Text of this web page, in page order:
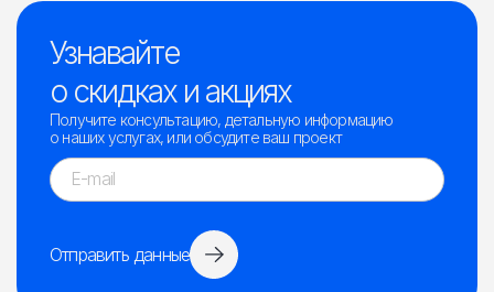
Узнавайте
о скидках и акциях
Получите консультацию, детальную информацию
о наших услугах, или обсудите ваш проект
Отправить данные